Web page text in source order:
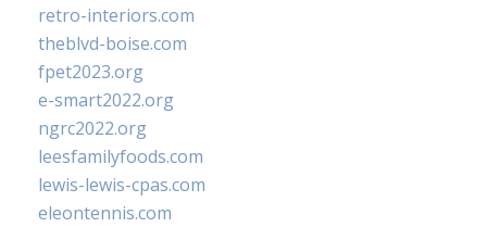
retro-interiors.com
theblvd-boise.com
fpet2023.org
e-smart2022.org
ngrc2022.org
leesfamilyfoods.com
lewis-lewis-cpas.com
eleontennis.com